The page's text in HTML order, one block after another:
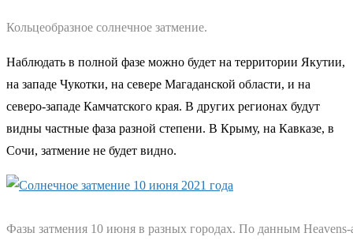
Кольцеобразное солнечное затмение.
Наблюдать в полной фазе можно будет на территории Якутии,
на западе Чукотки, на севере Магаданской области, и на
северо-западе Камчатского края. В других регионах будут
видны частные фаза разной степени. В Крыму, на Кавказе, в
Сочи, затмение не будет видно.
Фазы затмения 10 июня в разных городах. По данным Heavens-